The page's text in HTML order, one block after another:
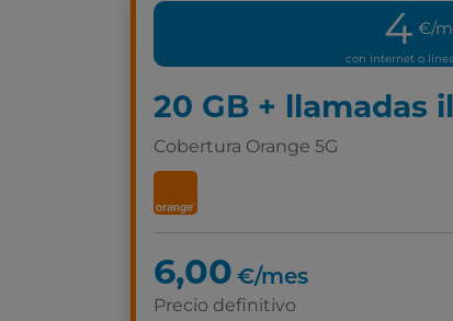
4 €/
con internet o
20 GB + llamadas
Cobertura Orange 5G
6,00 €/mes
Precio definitivo